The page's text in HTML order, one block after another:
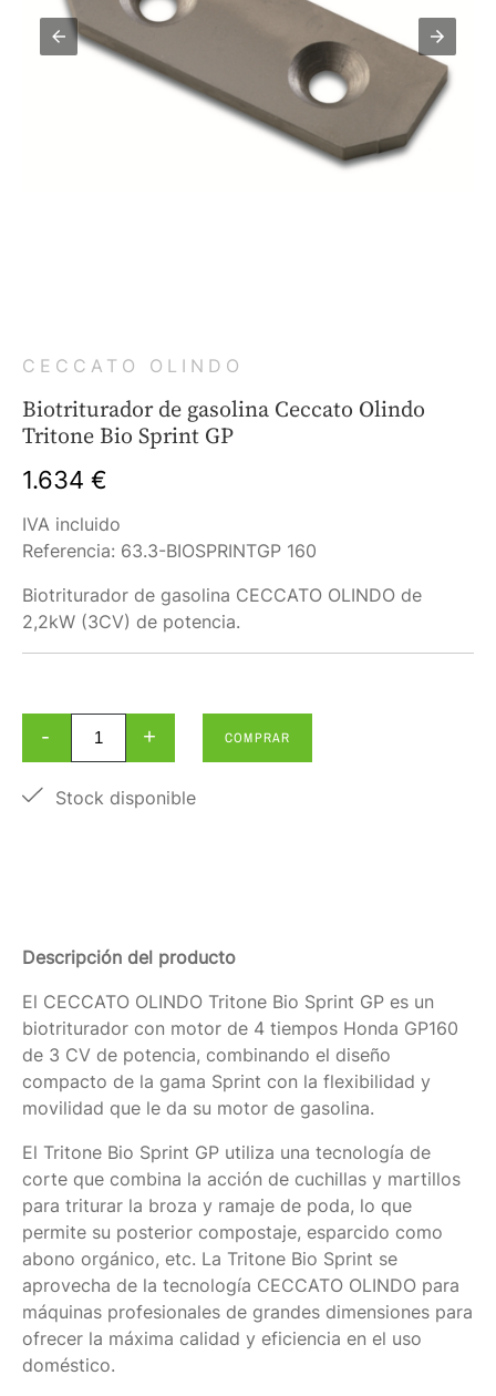
CECCATO OLINDO
Biotriturador de gasolina Ceccato Olindo
Tritone Bio Sprint GP
1.634 €
IVA incluido
Referencia: 63.3-BIOSPRINTGP 160
Biotriturador de gasolina CECCATO OLINDO de
2,2kW (3CV) de potencia.
- + COMPRAR
Stock disponible
Descripción del producto
El CECCATO OLINDO Tritone Bio Sprint GP es un
biotriturador con motor de 4 tiempos Honda GP160
de 3 CV de potencia, combinando el diseño
compacto de la gama Sprint con la flexibilidad y
movilidad que le da su motor de gasolina.
El Tritone Bio Sprint GP utiliza una tecnología de
corte que combina la acción de cuchillas y martillos
para triturar la broza y ramaje de poda, lo que
permite su posterior compostaje, esparcido como
abono orgánico, etc. La Tritone Bio Sprint se
aprovecha de la tecnología CECCATO OLINDO para
máquinas profesionales de grandes dimensiones para
ofrecer la máxima calidad y eficiencia en el uso
doméstico.